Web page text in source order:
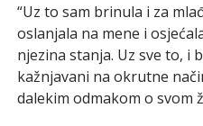
“Uz to sam brinula i za
oslanjala na mene i
njezina stanja. Uz sve to, i
kažnjavani na okrutne
dalekim odmakom o svom